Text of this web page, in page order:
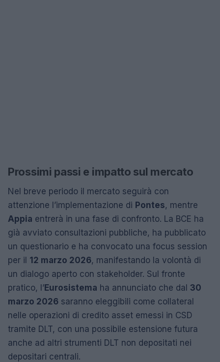
Prossimi passi e impatto sul mercato
Nel breve periodo il mercato seguirà con
attenzione l’implementazione di Pontes, mentre
Appia entrerà in una fase di confronto. La BCE ha
già avviato consultazioni pubbliche, ha pubblicato
un questionario e ha convocato una focus session
per il 12 marzo 2026, manifestando la volontà di
un dialogo aperto con stakeholder. Sul fronte
pratico, l’Eurosistema ha annunciato che dal 30
marzo 2026 saranno eleggibili come collateral
nelle operazioni di credito asset emessi in CSD
tramite DLT, con una possibile estensione futura
anche ad altri strumenti DLT non depositati nei
depositari centrali.